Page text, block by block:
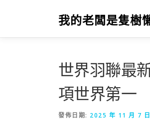
要
我的老闆是隻樹
世界羽聯最
項世界第一
發佈日期: 2025 年 11 月 7 日